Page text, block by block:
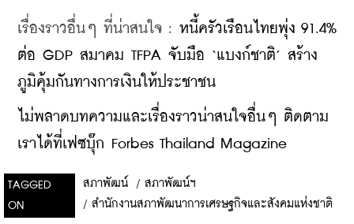
เรื่องราวอื่นๆ ที่น่าสนใจ : หนี้ครัวเรือนไทยพุ่ง 91.4%
ต่อ GDP สมาคม TFPA จับมือ ‘แบงก์ชาติ’ สร้าง
ภูมิคุ้มกันทางการเงินให้ประชาชน
ไม่พลาดบทความและเรื่องราวน่าสนใจอื่นๆ ติดตาม
เราได้ที่เฟซบุ๊ก Forbes Thailand Magazine
TAGGED
ON
สภาพัฒน์ / สภาพัฒน์ฯ
/ สำนักงานสภาพัฒนาการเศรษฐกิจและสังคมแห่งชาติ